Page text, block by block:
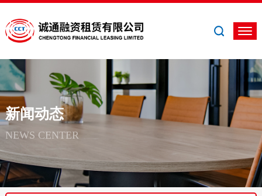
新闻动态
NEWS CENTER